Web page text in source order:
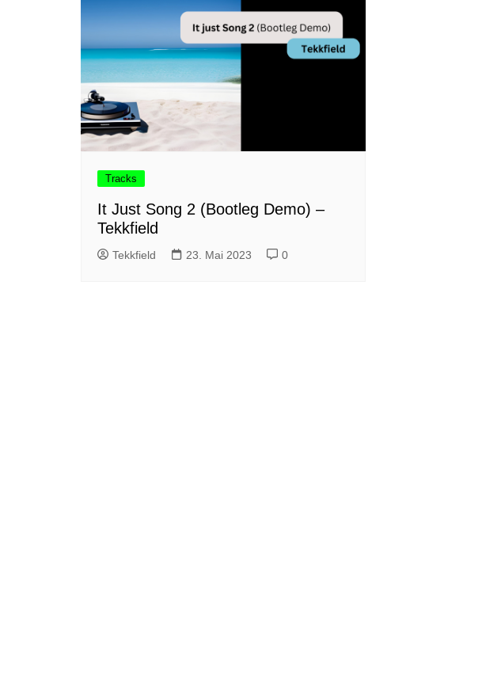
Tracks
It Just Song 2 (Bootleg Demo) –
Tekkfield
Tekkfield 23. Mai 2023 0